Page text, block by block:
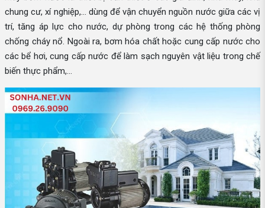
chung cư, xí nghiệp,... dùng để vận chuyển nguồn nước giữa các vị
trí, tăng áp lực cho nước, dự phòng trong các hệ thống phòng
chống cháy nổ. Ngoài ra, bơm hóa chất hoặc cung cấp nước cho
các bể hơi, cung cấp nước để làm sạch nguyên vật liệu trong chế
biến thực phẩm,...